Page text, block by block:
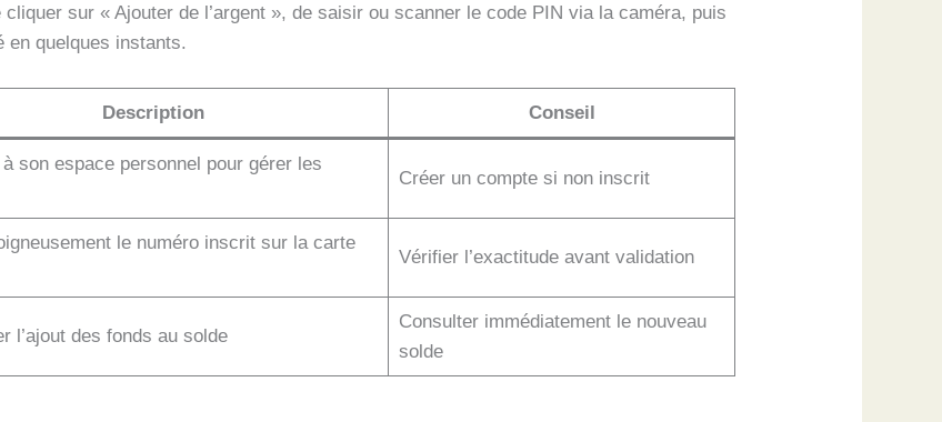
sur « Ajouter de l’argent », de saisir ou scanner le code PIN via la caméra, puis
en quelques instants.
Description Conseil
son espace personnel pour gérer les
Créer un compte si non inscrit
le numéro inscrit sur la carte
Vérifier l’exactitude avant validation
l’ajout des fonds au solde
Consulter immédiatement le nouveau
solde